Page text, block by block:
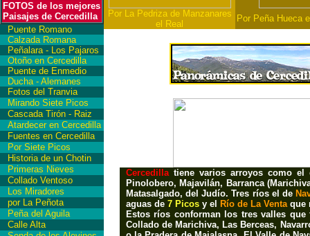
FOTOS de los mejores
Paisajes de Cercedilla
Puente Romano
Calzada Romana
Peñalara - Los Pajaros
Otoño en Cercedilla
Puente de Enmedio
Ducha - Alemanes
Fotos del Tranvia
Mirando Siete Picos
Cascada Tirón - Raiz
Atardecer en Cercedilla
Fuentes en Cercedilla
Por Siete Picos
Historia de un Chotin
Primeras Nieves
Collado Ventoso
Los Miradores
por La Peñota
Peña del Aguila
Calle Alta
Por La Pedriza de Manzanares
el Real
Por Peña Hueca
Cercedillatiene varios arroyos como
Pinolobero, Majavilán, Barranca
Matasalgado, del Judío. Tres ríos el de
aguas de7 Picosy el Río de La Ventaque
Estos ríos conforman los tres valles
Collado de Marichiva, Las Berceas,